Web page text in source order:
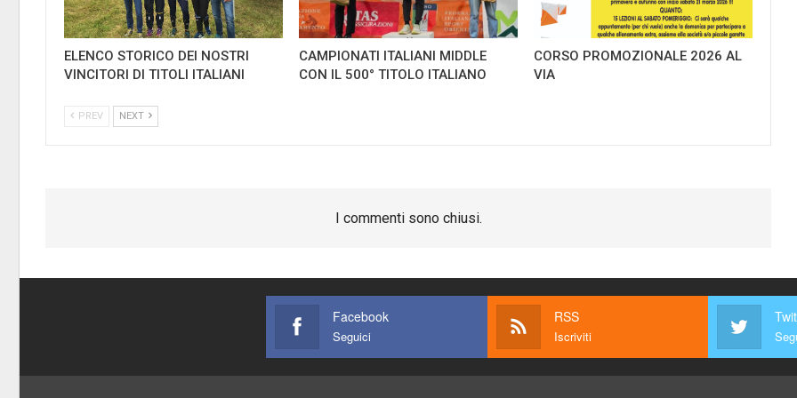
ELENCO STORICO DEI NOSTRI
VINCITORI DI TITOLI ITALIANI
CAMPIONATI ITALIANI MIDDLE
CON IL 500° TITOLO ITALIANO
CORSO PROMOZIONALE 2026 AL
VIA
PREV NEXT
I commenti sono chiusi.
Facebook
Seguici
RSS
Iscriviti